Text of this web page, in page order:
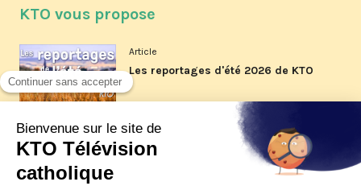
KTO vous propose
Article
Les reportages d'été 2026 de KTO
Article
La visite pastorale du pape Léon
XIV à Assise à suivre sur KTO le